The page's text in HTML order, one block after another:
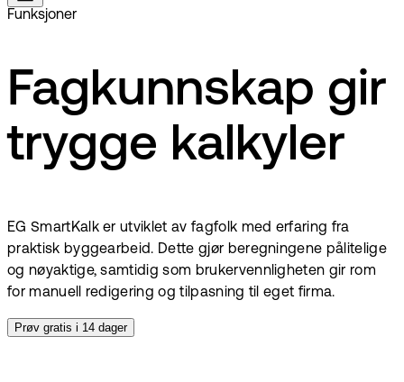
Funksjoner
Fagkunnskap gir
trygge kalkyler
EG SmartKalk er utviklet av fagfolk med erfaring fra
praktisk byggearbeid. Dette gjør beregningene pålitelige
og nøyaktige, samtidig som brukervennligheten gir rom
for manuell redigering og tilpasning til eget firma.
Prøv gratis i 14 dager